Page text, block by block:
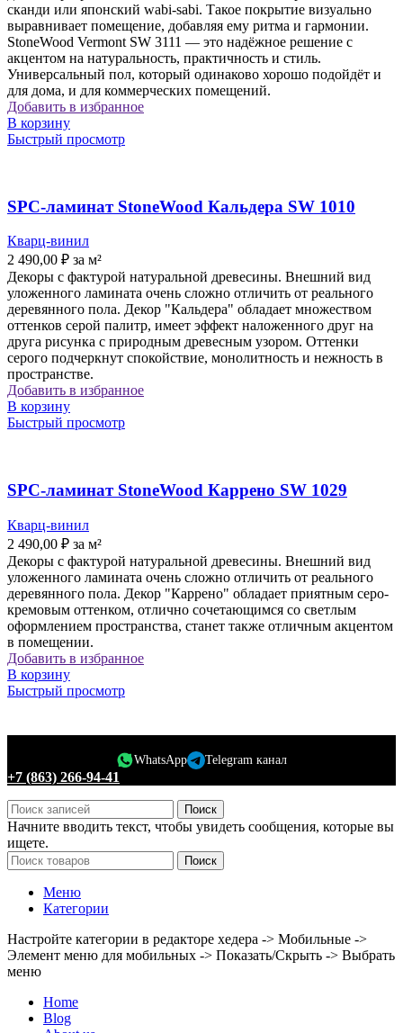
сканди или японский wabi-sabi. Такое покрытие визуально
выравнивает помещение, добавляя ему ритма и гармонии.
StoneWood Vermont SW 3111 — это надёжное решение с
акцентом на натуральность, практичность и стиль.
Универсальный пол, который одинаково хорошо подойдёт и
для дома, и для коммерческих помещений.
Добавить в избранное
В корзину
Быстрый просмотр
SPC-ламинат StoneWood Кальдера SW 1010
Кварц-винил
2 490,00 ₽ за м²
Декоры с фактурой натуральной древесины. Внешний вид
уложенного ламината очень сложно отличить от реального
деревянного пола. Декор "Кальдера" обладает множеством
оттенков серой палитр, имеет эффект наложенного друг на
друга рисунка с природным древесным узором. Оттенки
серого подчеркнут спокойствие, монолитность и нежность в
пространстве.
Добавить в избранное
В корзину
Быстрый просмотр
SPC-ламинат StoneWood Каррено SW 1029
Кварц-винил
2 490,00 ₽ за м²
Декоры с фактурой натуральной древесины. Внешний вид
уложенного ламината очень сложно отличить от реального
деревянного пола. Декор "Каррено" обладает приятным серо-
кремовым оттенком, отлично сочетающимся со светлым
оформлением пространства, станет также отличным акцентом
в помещении.
Добавить в избранное
В корзину
Быстрый просмотр
WhatsApp Telegram канал
+7 (863) 266-94-41
Поиск
Начните вводить текст, чтобы увидеть сообщения, которые вы
ищете.
Поиск
Меню
Категории
Настройте категории в редакторе хедера -> Мобильные ->
Элемент меню для мобильных -> Показать/Скрыть -> Выбрать
меню
Home
Blog